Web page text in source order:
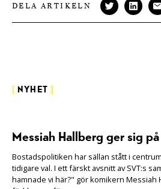
DELA ARTIKELN
NYHET
Messiah Hallberg ger sig
Bostadspolitiken har sällan stått i
tidigare val. I ett färskt avsnitt av SVT:s
hamnade vi här?" gör komikern Messiah